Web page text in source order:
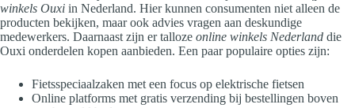
winkels Ouxi in Nederland. Hier kunnen consumenten niet alleen de
producten bekijken, maar ook advies vragen aan deskundige
medewerkers. Daarnaast zijn er talloze online winkels Nederland die
Ouxi onderdelen kopen aanbieden. Een paar populaire opties zijn:
Fietsspeciaalzaken met een focus op elektrische fietsen
Online platforms met gratis verzending bij bestellingen boven